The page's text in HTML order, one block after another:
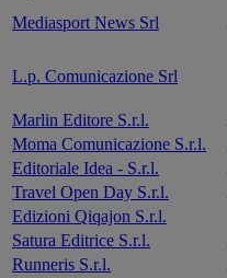
Mediasport News Srl
L.p. Comunicazione Srl
Marlin Editore S.r.l.
Moma Comunicazione S.r.l.
Editoriale Idea - S.r.l.
Travel Open Day S.r.l.
Edizioni Qiqajon S.r.l.
Satura Editrice S.r.l.
Runneris S.r.l.